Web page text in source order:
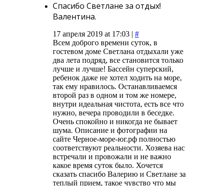
Спасибо Светлане за отдых!
Валентина.
17 апреля 2019 at 17:03 | #
Всем доброго времени суток, в
гостевом доме Светлана отдыхали уже
два лета подряд, все становится только
лучше и лучше! Бассейн суперский,
ребенок даже не хотел ходить на море,
так ему нравилось. Останавливаемся
второй раз в одном и том же номере,
внутри идеальная чистота, есть все что
нужно, вечера проводили в беседке.
Очень спокойно и никогда не бывает
шума. Описание и фотографии на
сайте Черное-море-юг.рф полностью
соответствуют реальности. Хозяева нас
встречали и провожали и не важно
какое время суток было. Хочется
сказать спасибо Валерию и Светлане за
теплый прием, такое чувство что мы